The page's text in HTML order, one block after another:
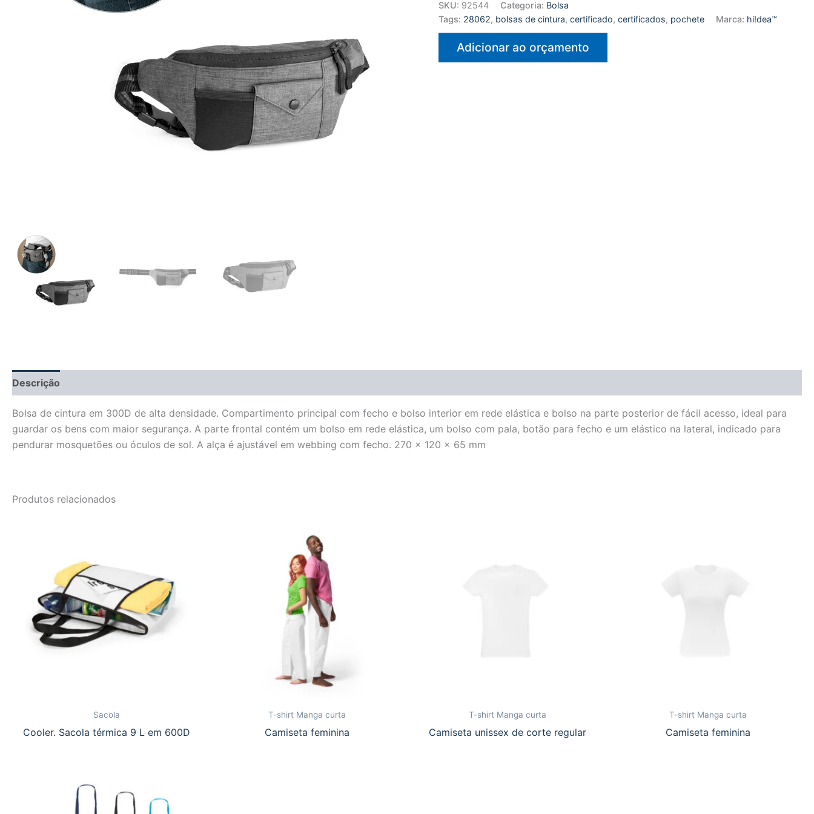
SKU: 92544 Categoria: Bolsa
Tags: 28062, bolsas de cintura,certificado,certificados, pochete Marca: hi!dea™
Adicionar ao orçamento
Descrição
Bolsa de cintura em 300D de alta densidade. Compartimento principal com fecho e bolso interior em rede elástica e bolso na parte posterior de fácil acesso, ideal para
guardar os bens com maior segurança. A parte frontal contém um bolso em rede elástica, um bolso com pala, botão para fecho e um elástico na lateral, indicado para
pendurar mosquetões ou óculos de sol. A alça é ajustável em webbing com fecho. 270 x 120 x 65 mm
Produtos relacionados
Sacola
Cooler. Sacola térmica 9 L em 600D
T-shirt Manga curta
Camiseta feminina
T-shirt Manga curta
Camiseta unissex de corte regular
T-shirt Manga curta
Camiseta feminina